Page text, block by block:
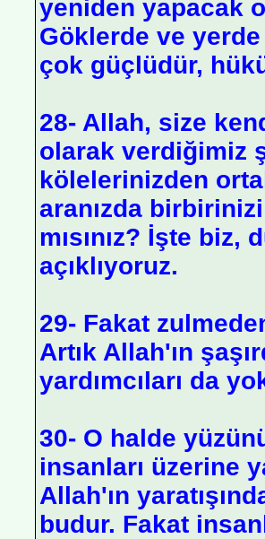
yeniden yapacak
Göklerde ve
çok güçlüdür,
28- Allah, size
olarak verdiğimiz
kölelerinizden
aranızda
mısınız? İşte
açıklıyoruz.
29- Fakat
Artık Allah'ın
yardımcıları da
30- O halde
insanları üzerine
Allah'ın
budur. Fakat